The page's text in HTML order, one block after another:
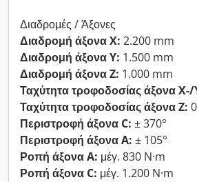
Διαδρομές / Άξονες
Διαδρομή άξονα X: 2.200 mm
Διαδρομή άξονα Y: 1.500 mm
Διαδρομή άξονα Z: 1.000 mm
Ταχύτητα τροφοδοσίας άξονα X-/
Ταχύτητα τροφοδοσίας άξονα Z:
Περιστροφή άξονα C: ± 370°
Περιστροφή άξονα A: ± 105°
Ροπή άξονα A: μέγ. 830 N·m
Ροπή άξονα C: μέγ. 1.200 N·m